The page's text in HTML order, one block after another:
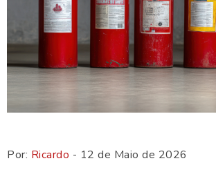
Por: Ricardo - 12 de Maio de 2026